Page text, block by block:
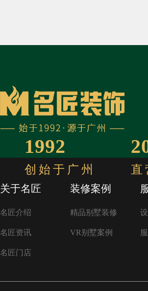
1992
创始于广州 直
关于名匠
名匠介绍
名匠资讯
名匠门店
装修案例
精品别墅装修
VR别墅案例